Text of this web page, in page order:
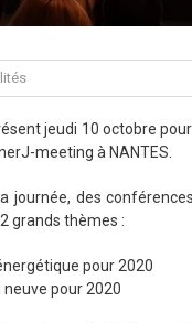
jeudi 10 octobre
meeting à NANTES.
journée, des
grands thèmes :
pour 2020
pour 2020